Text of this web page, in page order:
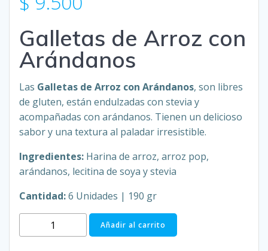
Galletas de Arroz con
Arándanos
Las Galletas de Arroz con Arándanos, son libres
de gluten, están endulzadas con stevia y
acompañadas con arándanos. Tienen un delicioso
sabor y una textura al paladar irresistible.
Ingredientes: Harina de arroz, arroz pop,
arándanos, lecitina de soya y stevia
Cantidad:6 Unidades | 190 gr
Galletas
de
Añadir al carrito